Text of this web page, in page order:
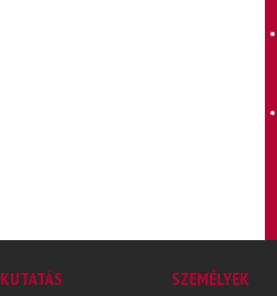
KUTATÁS
SZEMÉLYEK